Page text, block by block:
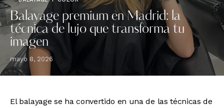
Balayage premium en Madrid: la
técnica de lujo que transforma tu
imagen
mayo 8, 2026
El balayage se ha convertido en una de las técnicas de